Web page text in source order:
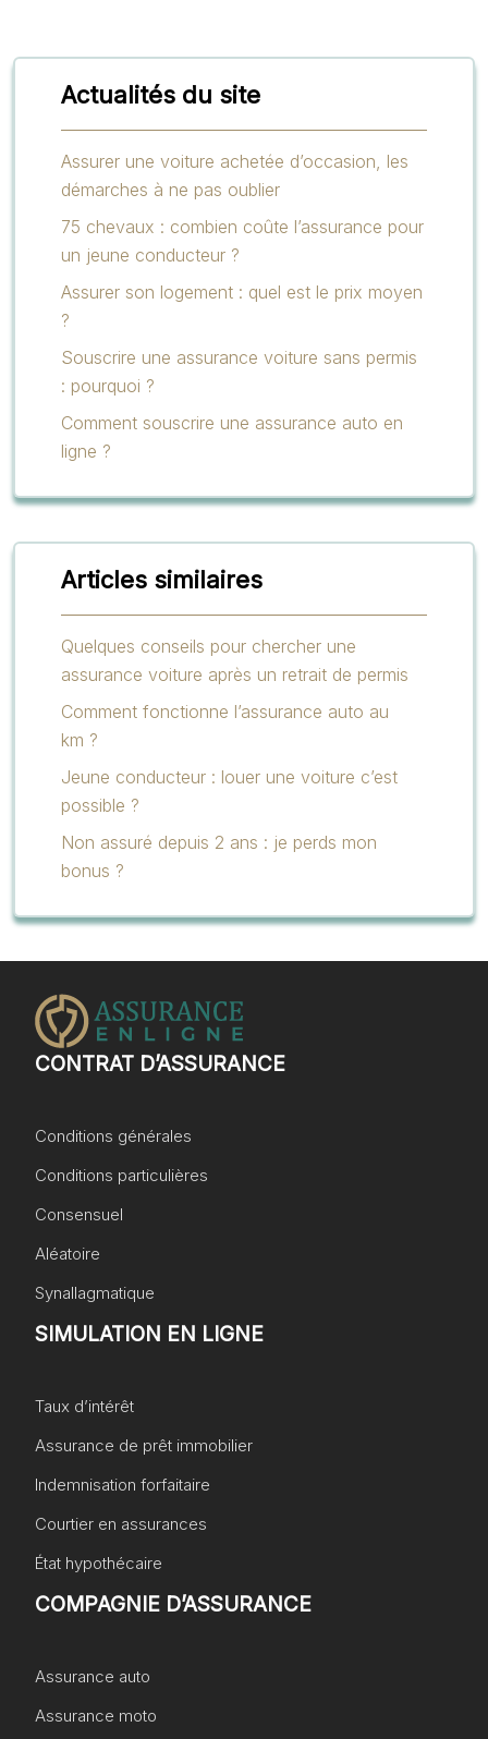
Actualités du site
Assurer une voiture achetée d’occasion, les
démarches à ne pas oublier
75 chevaux : combien coûte l’assurance pour
un jeune conducteur ?
Assurer son logement : quel est le prix moyen
?
Souscrire une assurance voiture sans permis
: pourquoi ?
Comment souscrire une assurance auto en
ligne ?
Articles similaires
Quelques conseils pour chercher une
assurance voiture après un retrait de permis
Comment fonctionne l’assurance auto au
km ?
Jeune conducteur : louer une voiture c’est
possible ?
Non assuré depuis 2 ans : je perds mon
bonus ?
CONTRAT D’ASSURANCE
Conditions générales
Conditions particulières
Consensuel
Aléatoire
Synallagmatique
SIMULATION EN LIGNE
Taux d’intérêt
Assurance de prêt immobilier
Indemnisation forfaitaire
Courtier en assurances
État hypothécaire
COMPAGNIE D’ASSURANCE
Assurance auto
Assurance moto